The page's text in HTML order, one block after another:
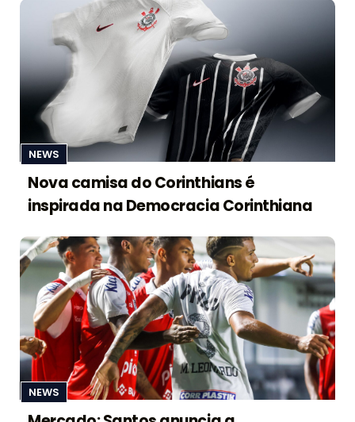
NEWS
Nova camisa do Corinthians é
inspirada na Democracia Corinthiana
NEWS